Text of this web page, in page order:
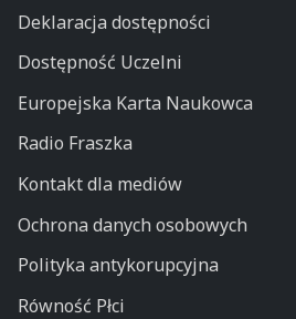
Deklaracja dostępności
Dostępność Uczelni
Europejska Karta Naukowca
Radio Fraszka
Kontakt dla mediów
Ochrona danych osobowych
Polityka antykorupcyjna
Równość Płci